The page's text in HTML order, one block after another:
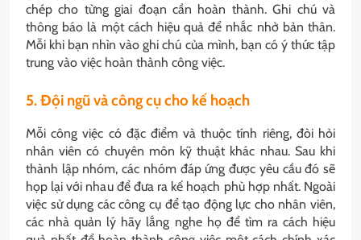
chép cho từng giai đoạn cần hoàn thành. Ghi chú và
thông báo là một cách hiệu quả để nhắc nhở bản thân.
Mỗi khi bạn nhìn vào ghi chú của mình, bạn có ý thức tập
trung vào việc hoàn thành công việc.
5. Đội ngũ và công cụ cho kế hoạch
Mỗi công việc có đặc điểm và thuộc tính riêng, đòi hỏi
nhân viên có chuyên môn kỹ thuật khác nhau. Sau khi
thành lập nhóm, các nhóm đáp ứng được yêu cầu đó sẽ
họp lại với nhau để đưa ra kế hoạch phù hợp nhất. Ngoài
việc sử dụng các công cụ để tạo động lực cho nhân viên,
các nhà quản lý hãy lắng nghe họ để tìm ra cách hiệu